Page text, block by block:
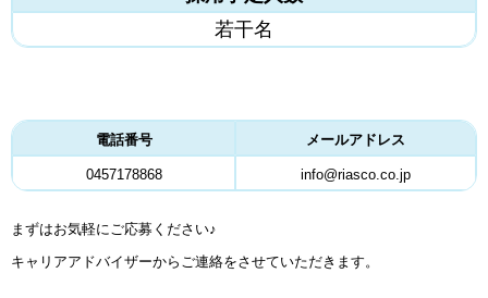
若干名
電話番号 メールアドレス
0457178868 info@riasco.co.jp
まずはお気軽にご応募ください♪
キャリアアドバイザーからご連絡をさせていただきます。